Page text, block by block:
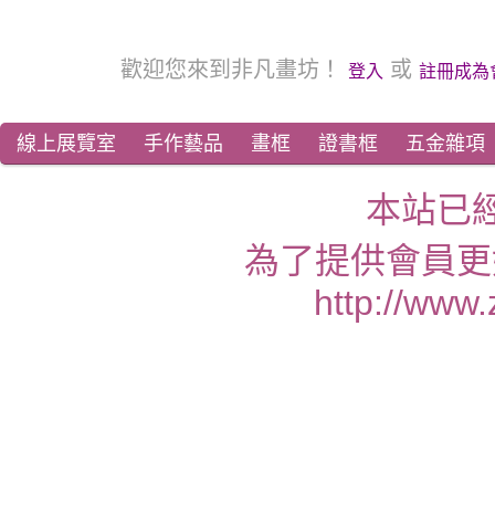
歡迎您來到非凡畫坊！ 登入 或 註冊成為
線上展覽室 手作藝品 畫框 證書框 五金雜項
本站已
為了提供會員
http://